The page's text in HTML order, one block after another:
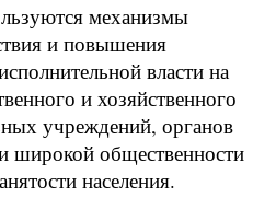
механизмы
и повышения
власти на
и хозяйственного
учреждений, органов
широкой общественности
населения.